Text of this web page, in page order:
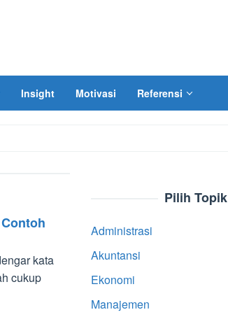
Insight Motivasi Referensi
kata
cukup
Pilih Topik
Administrasi
Akuntansi
Ekonomi
Manajemen